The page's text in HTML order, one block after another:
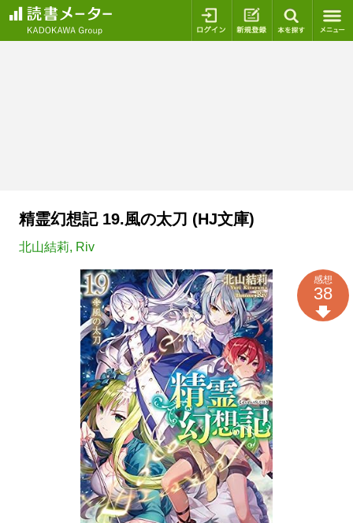
ログイン 新規登録
精霊幻想記 19.風の太刀 (HJ文庫)
北山結莉, Riv
感想
38